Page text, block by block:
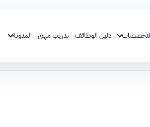
دليل الوظائف تدريب مهني المدونة